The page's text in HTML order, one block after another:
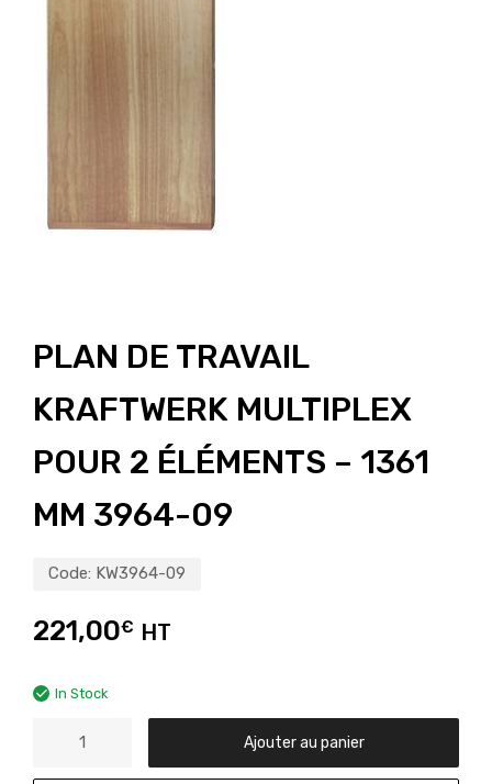
PLAN DE TRAVAIL
KRAFTWERK MULTIPLEX
POUR 2 ÉLÉMENTS – 1361
MM 3964-09
Code: KW3964-09
221,00€ HT
In Stock
Ajouter au panier